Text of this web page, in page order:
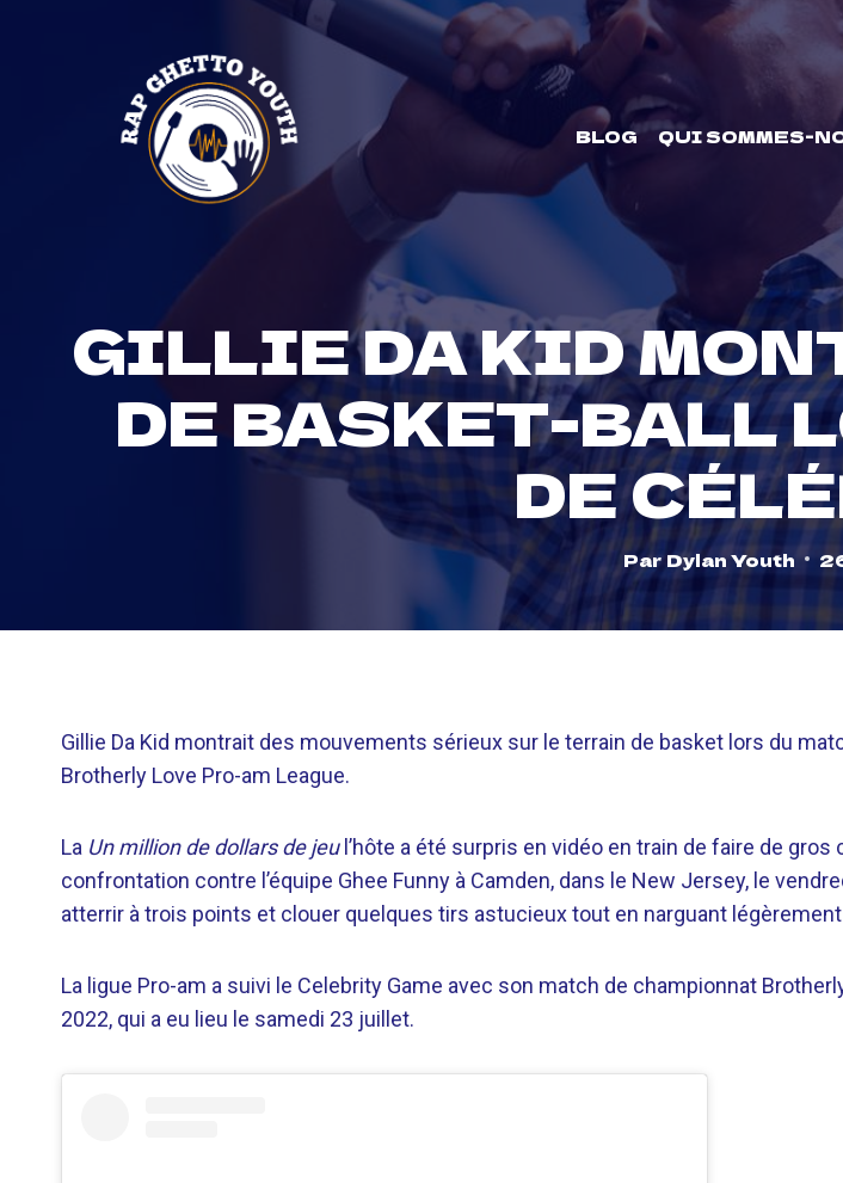
BLOG QUI SOMMES-
GILLIE DA KID
DE BASKET-BALL
DE
Par Dylan Youth
Gillie Da Kid montrait des mouvements sérieux sur le terrain de basket lors du
Brotherly Love Pro-am League.
La Un million de dollars de jeul’hôte a été surpris en vidéo en train de faire de
confrontation contre l’équipe Ghee Funny à Camden, dans le New Jersey, le
atterrir à trois points et clouer quelques tirs astucieux tout en narguant légèrement
La ligue Pro-am a suivi le Celebrity Game avec son match de championnat
2022, qui a eu lieu le samedi 23 juillet.